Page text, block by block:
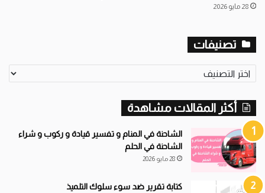
28 مايو 2026
تصنيفات
ص
ف
ا
ت
أكثر المقالات مشاهدة
الشاحنة في المنام و تفسير قيادة و ركوب و شراء
الشاحنة في الحلم
28 مايو 2026
كتابة تقرير ضد سوء سلوك التلميذ